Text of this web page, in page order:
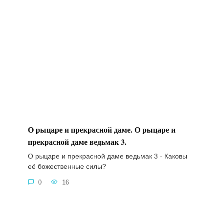
О рыцаре и прекрасной даме. О рыцаре и
прекрасной даме ведьмак 3.
О рыцаре и прекрасной даме ведьмак 3 - Каковы
её божественные силы?
0 16